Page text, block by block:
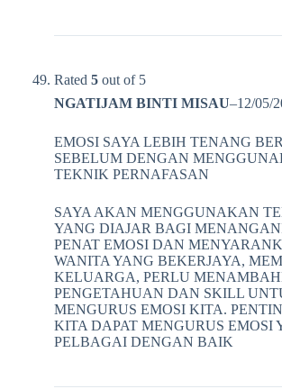
Rated 5 out of 5
NGATIJAM BINTI MISAU–12/05/
EMOSI SAYA LEBIH TENANG
SEBELUM DENGAN
TEKNIK PERNAFASAN
SAYA AKAN MENGGUNAKAN
YANG DIAJAR BAGI
PENAT EMOSI DAN
WANITA YANG BEKERJAYA,
KELUARGA, PERLU
PENGETAHUAN DAN SKILL
MENGURUS EMOSI KITA.
KITA DAPAT MENGURUS EMOSI
PELBAGAI DENGAN BAIK